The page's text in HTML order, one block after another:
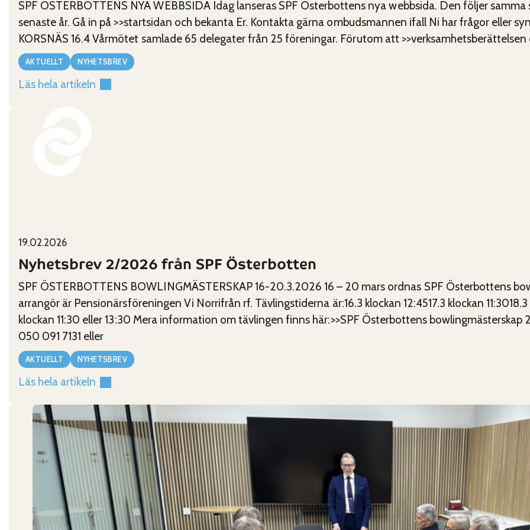
SPF ÖSTERBOTTENS NYA WEBBSIDA Idag lanseras SPF Österbottens nya webbsida. Den följer
senaste år. Gå in på >>startsidan och bekanta Er. Kontakta gärna ombudsmannen ifall Ni har frågor eller
KORSNÄS 16.4 Vårmötet samlade 65 delegater från 25 föreningar. Förutom att
AKTUELLT NYHETSBREV
Läs hela artikeln
:
Published on:
19.02.2026
Nyhetsbrev 2/2026 från SPF Österbotten
SPF ÖSTERBOTTENS BOWLINGMÄSTERSKAP 16-20.3.2026 16 – 20 mars ordnas SPF Österbottens
arrangör är Pensionärsföreningen Vi Norrifrån rf. Tävlingstiderna är:16.3 klockan 12:4517.3 klockan
klockan 11:30 eller 13:30 Mera information om tävlingen finns här:>>SPF Österbottens
050 091 7131 eller
Categories:
AKTUELLT NYHETSBREV
Läs hela artikeln
:
Nyhetsbrev
2/2026
SPF
Österbotten